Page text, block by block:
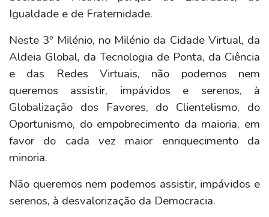
Igualdade e de Fraternidade.
Neste 3º Milénio, no Milénio da Cidade Virtual, da
Aldeia Global, da Tecnologia de Ponta, da Ciência
e das Redes Virtuais, não podemos nem
queremos assistir, impávidos e serenos, à
Globalização dos Favores, do Clientelismo, do
Oportunismo, do empobrecimento da maioria, em
favor do cada vez maior enriquecimento da
minoria.
Não queremos nem podemos assistir, impávidos e
serenos, à desvalorização da Democracia.